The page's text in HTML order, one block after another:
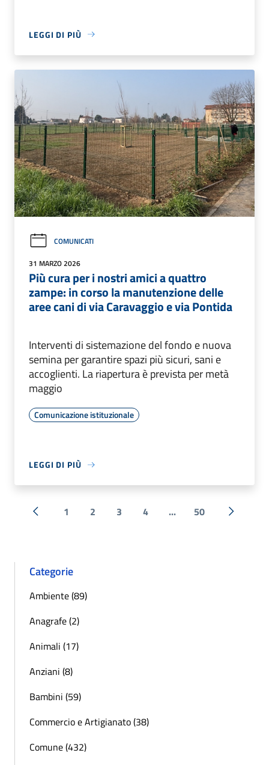
LEGGI DI PIÙ
COMUNICATI
31 MARZO 2026
Più cura per i nostri amici a quattro
zampe: in corso la manutenzione delle
aree cani di via Caravaggio e via Pontida
Interventi di sistemazione del fondo e nuova
semina per garantire spazi più sicuri, sani e
accoglienti. La riapertura è prevista per metà
maggio
Comunicazione istituzionale
LEGGI DI PIÙ
« Precedente
1 2 3 4 ... 50
Categorie
Ambiente (89)
Anagrafe (2)
Animali (17)
Anziani (8)
Bambini (59)
Commercio e Artigianato (38)
Comune (432)